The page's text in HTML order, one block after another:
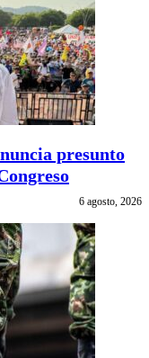
presunto
6 agosto, 2026